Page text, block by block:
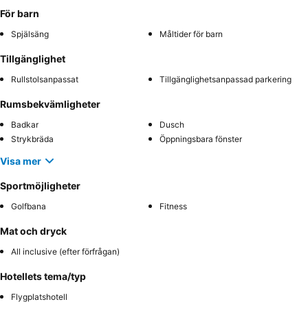
För barn
Spjälsäng Måltider för barn
Tillgänglighet
Rullstolsanpassat Tillgänglighetsanpassad parkering
Rumsbekvämligheter
Badkar
Dusch
Strykbräda
Öppningsbara fönster
Visa mer
Sportmöjligheter
Golfbana Fitness
Mat och dryck
All inclusive (efter förfrågan)
Hotellets tema/typ
Flygplatshotell